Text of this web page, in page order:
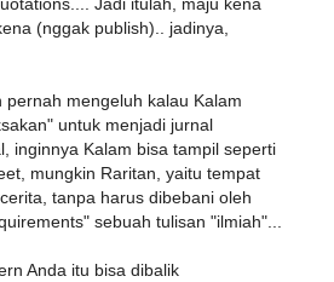
Jadi itulah, maju kena
(nggak publish).. jadinya,
pernah mengeluh kalau Kalam
untuk menjadi jurnal
inginnya Kalam bisa tampil seperti
mungkin Raritan, yaitu tempat
tanpa harus dibebani oleh
sebuah tulisan "ilmiah"...
Anda itu bisa dibalik